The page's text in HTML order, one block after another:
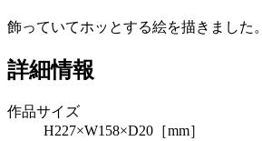
飾っていてホッとする絵を描きました。
詳細情報
作品サイズ
H227×W158×D20［mm］